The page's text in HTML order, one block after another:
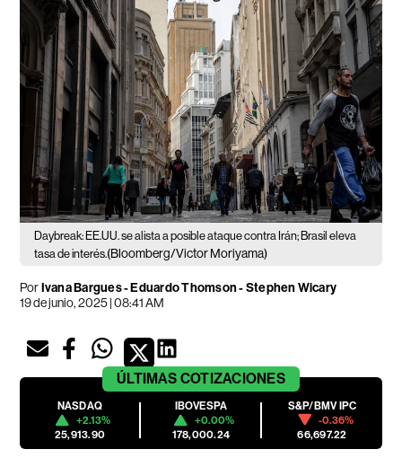
Daybreak: EE.UU. se alista a posible ataque contra Irán; Brasil eleva
tasa de interés.(Bloomberg/Victor Moriyama)
PorIvana Bargues - Eduardo Thomson - Stephen Wicary
19 de junio, 2025 | 08:41 AM
ÚLTIMAS COTIZACIONES
NASDAQ
+2.13%
25,913.90
IBOVESPA
+0.00%
178,000.24
S&P/BMV IPC
-0.36%
66,697.22